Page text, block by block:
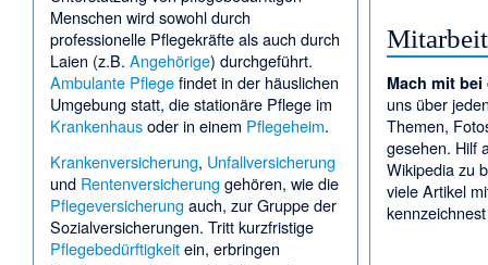
Menschen wird sowohl durch
professionelle Pflegekräfte als auch durch
Laien (z.B. Angehörige) durchgeführt.
Ambulante Pflegefindet in der häuslichen
Umgebung statt, die stationäre Pflege im
Krankenhausoder in einem Pflegeheim.
Krankenversicherung, Unfallversicherung
und Rentenversicherung gehören, wie die
Pflegeversicherung auch, zur Gruppe der
Sozialversicherungen. Tritt kurzfristige
Pflegebedürftigkeitein, erbringen
Mitarbeit
Mach mit
uns über
Themen,
gesehen. Hilf
Wikipedia zu
viele Artikel